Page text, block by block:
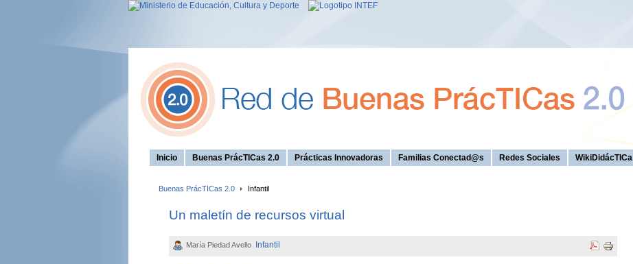
Inicio Buenas PrácTICas 2.0 Prácticas Innovadoras Familias Conectad@s Redes Sociales WikiDidácTICa
Buenas PrácTICas 2.0 Infantil
Un maletín de recursos virtual
María Piedad Avello Infantil